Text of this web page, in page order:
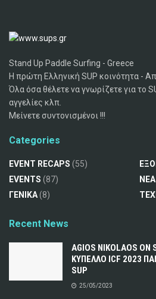
Stand Up Paddle Surfing - Greece
Η πρώτη Ελληνική SUP κοινότητα -
Όλα όσα θέλετε να γνωρίζετε για το
αγγελίες κλπ.
Μείνετε συντονισμένοι !!!
Categories
EVENT RECAPS (55)
EVENTS (87)
ΓΕΝΙΚΑ(8)
ΝΕΑ
Recent News
AGIOS NIKOLAOS
ΚΥΠΕΛΛΟ ICF 2023
SUP
25/05/2023